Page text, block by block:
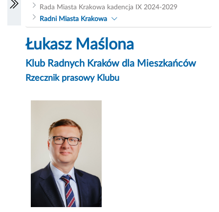
Rada Miasta Krakowa kadencja IX 2024-2029
Radni Miasta Krakowa
Łukasz Maślona
Klub Radnych Kraków dla Mieszkańców
Rzecznik prasowy Klubu